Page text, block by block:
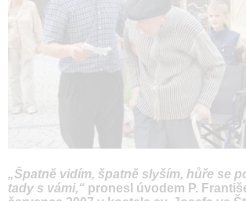
„Špatně vidím, špatně slyším, hůře se
tady s vámi,“ pronesl úvodem P.